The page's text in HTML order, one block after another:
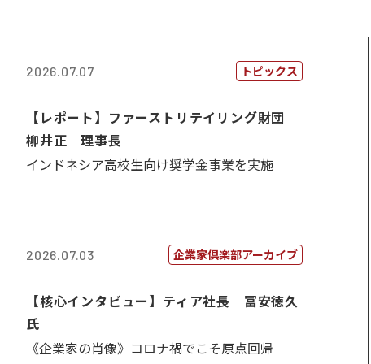
2026.07.07 トピックス
【レポート】ファーストリテイリング財団
柳井正 理事長
インドネシア高校生向け奨学金事業を実施
2026.07.03 企業家倶楽部アーカイブ
【核心インタビュー】ティア社長 冨安徳久
氏
《企業家の肖像》コロナ禍でこそ原点回帰